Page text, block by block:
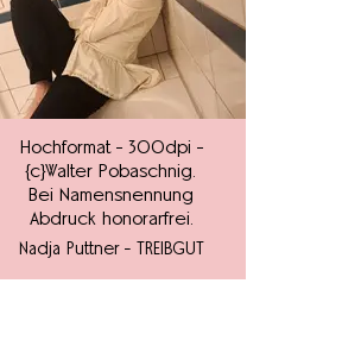
Hochformat - 300dpi -
{c}Walter Pobaschnig.
Bei Namensnennung
Abdruck honorarfrei.
Nadja Puttner - TREIBGUT